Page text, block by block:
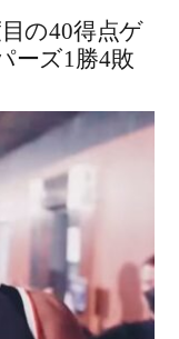
の40得点ゲ
ーズ1勝4敗